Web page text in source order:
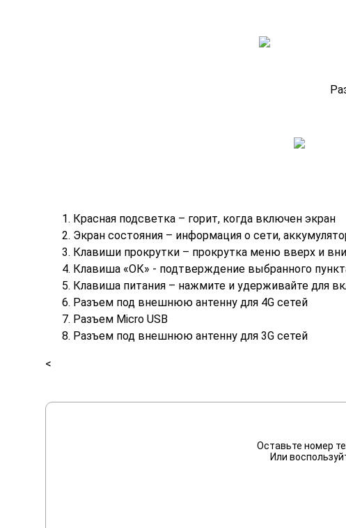
Красная подсветка – горит, когда включен экран
Экран состояния – информация о сети,
Клавиши прокрутки – прокрутка меню вверх и
Клавиша «ОК» - подтверждение выбранного
Клавиша питания – нажмите и удерживайте для
Разъем под внешнюю антенну для 4G сетей
Разъем Micro USB
Разъем под внешнюю антенну для 3G сетей
<
Оставьте номер
Или